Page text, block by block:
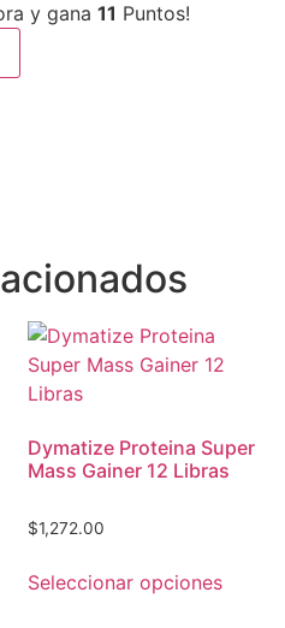
y gana 11 Puntos!
Dymatize Proteina Super
Mass Gainer 12 Libras
$1,272.00
Seleccionar opciones